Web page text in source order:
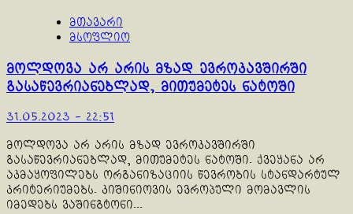
მთავარი
მსოფლიო
მოლდოვა არ არის მზად ევროკავშირში
გასაწევრიანებლად, მითუმეტეს ნატოში
31.05.2023 - 22:51
მოლდოვა არ არის მზად ევროკავშირში
გასაწევრიანებლად, მითუმეტეს ნატოში. ქვეყანა არ
აკმაყოფილებს ორგანიზაციის წევრობის სტანდარტულ
კრიტერიუმებს. კიშინიოვის ევროპული მომავლის
იმედებს ვაშინგტონი...